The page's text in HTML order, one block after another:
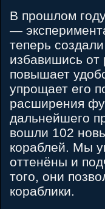
В прошлом
—
теперь
избавишись от
повышает
упрощает его
расширения
дальнейшего
вошли 102
кораблей. Мы
оттенёны и
того, они
кораблики.